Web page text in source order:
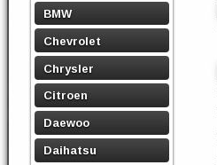
BMW
Chevrolet
Chrysler
Citroen
Daewoo
Daihatsu